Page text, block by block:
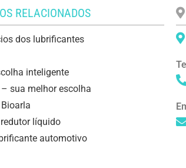
RELACIONADOS
dos lubrificantes
inteligente
sua melhor escolha
líquido
automotivo